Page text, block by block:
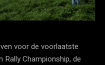
voor de voorlaatste
Rally Championship, de